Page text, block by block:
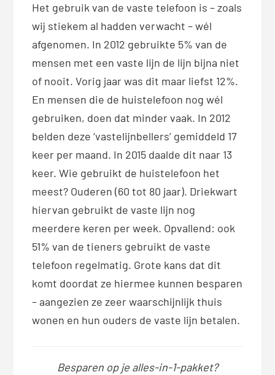
Het gebruik van de vaste telefoon is – zoals
wij stiekem al hadden verwacht – wél
afgenomen. In 2012 gebruikte 5% van de
mensen met een vaste lijn de lijn bijna niet
of nooit. Vorig jaar was dit maar liefst 12%.
En mensen die de huistelefoon nog wél
gebruiken, doen dat minder vaak. In 2012
belden deze ‘vastelijnbellers’ gemiddeld 17
keer per maand. In 2015 daalde dit naar 13
keer. Wie gebruikt de huistelefoon het
meest? Ouderen (60 tot 80 jaar). Driekwart
hiervan gebruikt de vaste lijn nog
meerdere keren per week. Opvallend: ook
51% van de tieners gebruikt de vaste
telefoon regelmatig. Grote kans dat dit
komt doordat ze hiermee kunnen besparen
– aangezien ze zeer waarschijnlijk thuis
wonen en hun ouders de vaste lijn betalen.
Besparen op je alles-in-1-pakket?